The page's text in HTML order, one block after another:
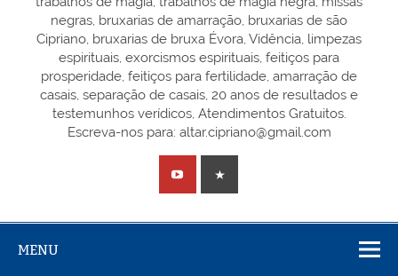
negras, bruxarias de amarração, bruxarias de são
Cipriano, bruxarias de bruxa Évora, Vidência, limpezas
espirituais, exorcismos espirituais, feitiços para
prosperidade, feitiços para fertilidade, amarração de
casais, separação de casais, 20 anos de resultados e
testemunhos verídicos, Atendimentos Gratuitos.
Escreva-nos para: altar.cipriano@gmail.com
MENU